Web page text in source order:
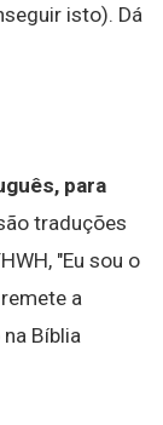
isto). Dá
para
traduções
"Eu sou o
a
Bíblia